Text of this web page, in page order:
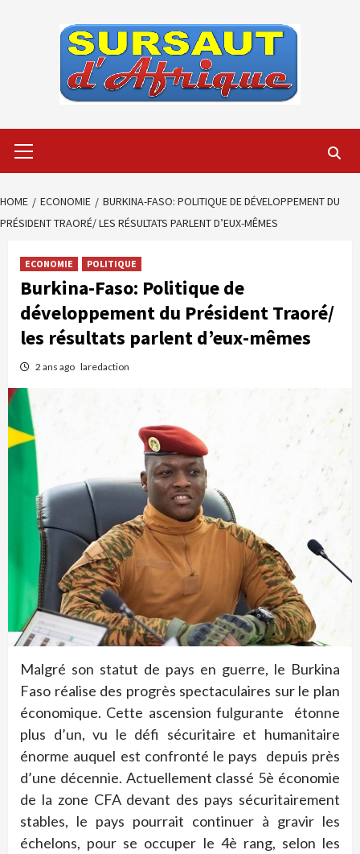
Menu
HOME ECONOMIE
BURKINA-FASO: POLITIQUE DE DÉVELOPPEMENT DU
PRÉSIDENT TRAORÉ/ LES RÉSULTATS PARLENT D’EUX-MÊMES
ECONOMIE POLITIQUE
Burkina-Faso: Politique de
développement du Président Traoré/
les résultats parlent d’eux-mêmes
2 ans ago laredaction
Malgré son statut de pays en guerre, le Burkina
Faso réalise des progrès spectaculaires sur le plan
économique. Cette ascension fulgurante étonne
plus d’un, vu le défi sécuritaire et humanitaire
énorme auquel est confronté le pays depuis près
d’une décennie. Actuellement classé 5è économie
de la zone CFA devant des pays sécuritairement
stables, le pays pourrait continuer à gravir les
échelons, pour se occuper le 4è rang, selon les